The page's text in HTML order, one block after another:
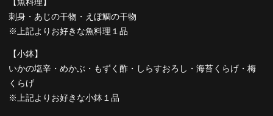
【魚料理】
刺身・あじの干物・えぼ鯛の干物
※上記よりお好きな魚料理１品
【小鉢】
いかの塩辛・めかぶ・もずく酢・しらすおろし・海苔くらげ・梅
くらげ
※上記よりお好きな小鉢１品